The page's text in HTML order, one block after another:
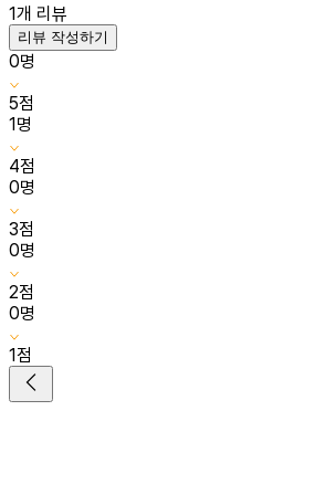
1개 리뷰
리뷰 작성하기
0명
5점
1명
4점
0명
3점
0명
2점
0명
1점